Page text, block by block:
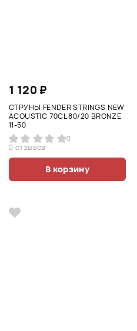
1 120 ₽
СТРУНЫ FENDER STRINGS NEW
ACOUSTIC 70CL 80/20 BRONZE
11-50
0
0 отзывов
В корзину